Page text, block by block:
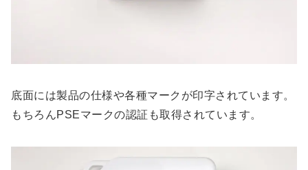
底面には製品の仕様や各種マークが印字されています。
もちろんPSEマークの認証も取得されています。